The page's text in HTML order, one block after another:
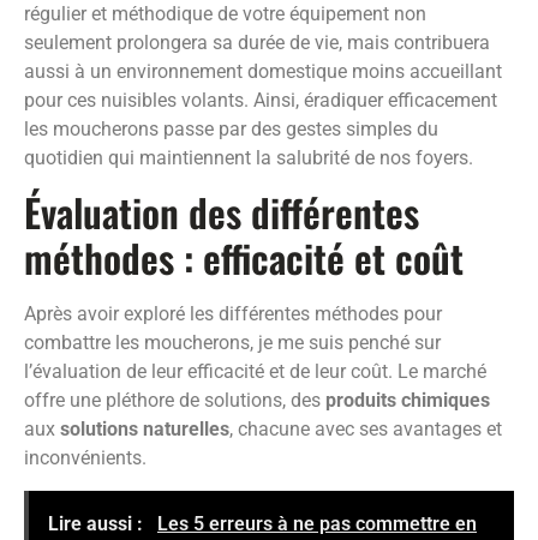
régulier et méthodique de votre équipement non
seulement prolongera sa durée de vie, mais contribuera
aussi à un environnement domestique moins accueillant
pour ces nuisibles volants. Ainsi, éradiquer efficacement
les moucherons passe par des gestes simples du
quotidien qui maintiennent la salubrité de nos foyers.
Évaluation des différentes
méthodes : efficacité et coût
Après avoir exploré les différentes méthodes pour
combattre les moucherons, je me suis penché sur
l’évaluation de leur efficacité et de leur coût. Le marché
offre une pléthore de solutions, des produits chimiques
aux solutions naturelles, chacune avec ses avantages et
inconvénients.
Lire aussi :
Les 5 erreurs à ne pas commettre en